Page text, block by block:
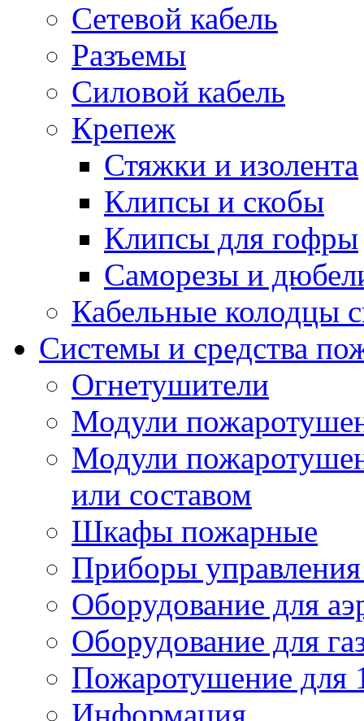
Сетевой кабель
Разъемы
Силовой кабель
Крепеж
Стяжки и изолента
Клипсы и скобы
Клипсы для гофры
Саморезы и
Кабельные колодцы
Системы и средства
Огнетушители
Модули
Модули
или составом
Шкафы пожарные
Приборы
Оборудование для
Оборудование для
Пожаротушение для